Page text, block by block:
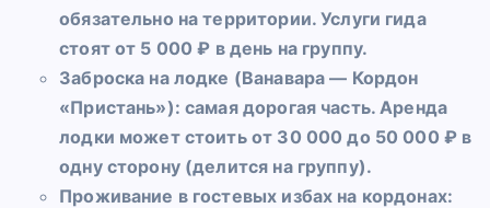
обязательно на территории. Услуги гида
стоят от 5 000 ₽ в день на группу.
Заброска на лодке (Ванавара — Кордон
«Пристань»): самая дорогая часть. Аренда
лодки может стоить от 30 000 до 50 000 ₽ в
одну сторону (делится на группу).
Проживание в гостевых избах на кордонах: